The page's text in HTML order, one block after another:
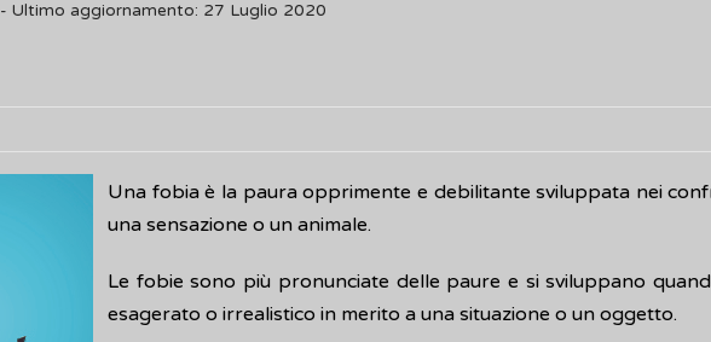
- Ultimo aggiornamento: 27 Luglio 2020
Una fobia è la paura opprimente e debilitante sviluppata nei
una sensazione o un animale.
Le fobie sono più pronunciate delle paure e si sviluppano
esagerato o irrealistico in merito a una situazione o un oggetto.